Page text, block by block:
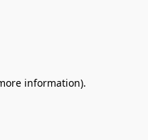
information).